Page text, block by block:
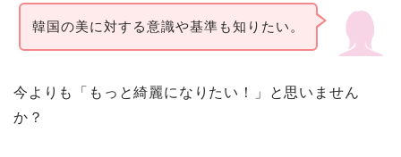
韓国の美に対する意識や基準も知りたい。
今よりも「もっと綺麗になりたい！」と思いません
か？